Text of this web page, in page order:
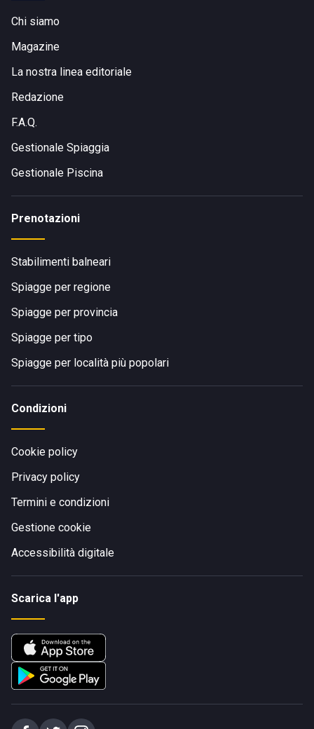
Chi siamo
Magazine
La nostra linea editoriale
Redazione
F.A.Q.
Gestionale Spiaggia
Gestionale Piscina
Prenotazioni
Stabilimenti balneari
Spiagge per regione
Spiagge per provincia
Spiagge per tipo
Spiagge per località più popolari
Condizioni
Cookie policy
Privacy policy
Termini e condizioni
Gestione cookie
Accessibilità digitale
Scarica l'app